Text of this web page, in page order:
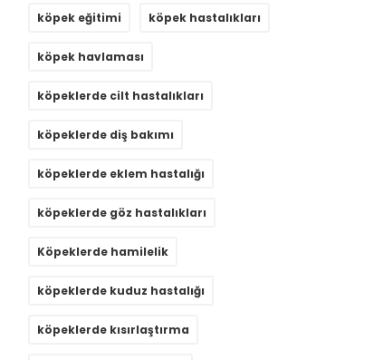
köpek eğitimi köpek hastalıkları
köpek havlaması
köpeklerde cilt hastalıkları
köpeklerde diş bakımı
köpeklerde eklem hastalığı
köpeklerde göz hastalıkları
Köpeklerde hamilelik
köpeklerde kuduz hastalığı
köpeklerde kısırlaştırma